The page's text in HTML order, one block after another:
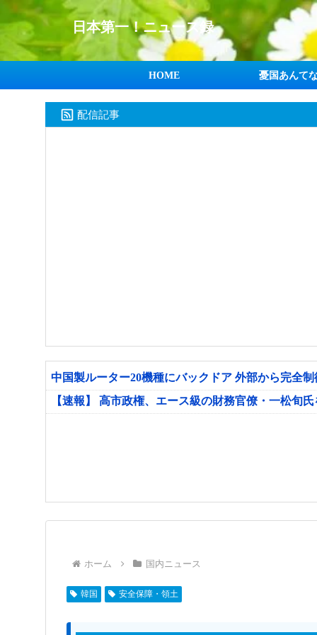
日本第一！ニュース録
HOME 憂国あんて
配信記事
中国製ルーター20機種にバックドア 外部から完全
【速報】 高市政権、エース級の財務官僚・一松旬
ホーム 国内ニュース
韓国 安全保障・領土